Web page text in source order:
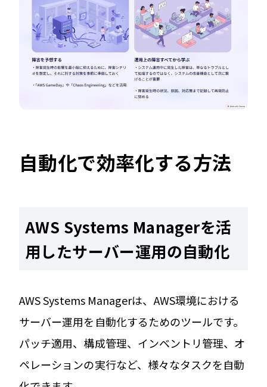
自動化で効率化する方法
AWS Systems Managerを活
用したサーバー運用の自動化
AWS Systems Managerは、AWS環境における
サーバー運用を自動化するためのツールです。
パッチ適用、構成管理、インベントリ管理、オ
ペレーションの実行など、様々なタスクを自動